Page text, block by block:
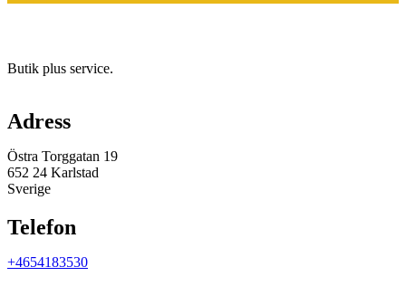
Butik plus service.
Adress
Östra Torggatan 19
652 24 Karlstad
Sverige
Telefon
+4654183530